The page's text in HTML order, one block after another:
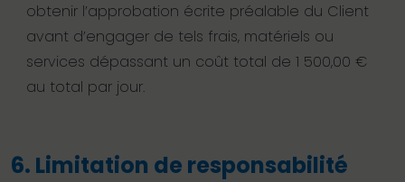
obtenir l’approbation écrite préalable du Client
avant d’engager de tels frais, matériels ou
services dépassant un coût total de 1 500,00 €
au total par jour.
6. Limitation de responsabilité